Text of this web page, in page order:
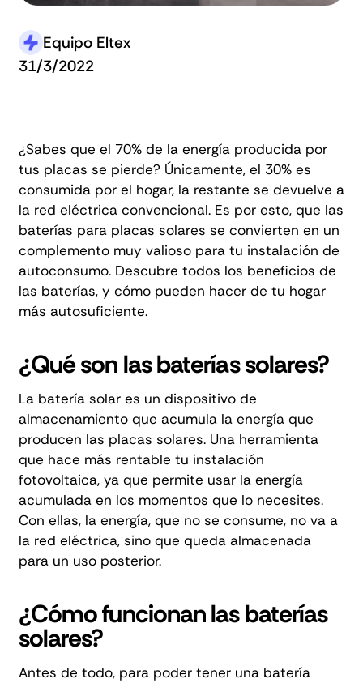
Equipo Eltex
31/3/2022
¿Sabes que el 70% de la energía producida por
tus placas se pierde? Únicamente, el 30% es
consumida por el hogar, la restante se devuelve a
la red eléctrica convencional. Es por esto, que las
baterías para placas solares se convierten en un
complemento muy valioso para tu instalación de
autoconsumo. Descubre todos los beneficios de
las baterías, y cómo pueden hacer de tu hogar
más autosuficiente.
¿Qué son las baterías solares?
La batería solar es un dispositivo de
almacenamiento que acumula la energía que
producen las placas solares. Una herramienta
que hace más rentable tu instalación
fotovoltaica, ya que permite usar la energía
acumulada en los momentos que lo necesites.
Con ellas, la energía, que no se consume, no va a
la red eléctrica, sino que queda almacenada
para un uso posterior.
¿Cómo funcionan las baterías
solares?
Antes de todo, para poder tener una batería